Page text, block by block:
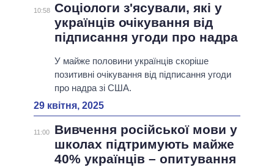
10:58 Соціологи з'ясували, які у
українців очікування від
підписання угоди про надра
У майже половини українців скоріше
позитивні очікування від підписання угоди
про надра зі США.
29 квітня, 2025
11:00
Вивчення російської мови у
школах підтримують майже
40% українців – опитування